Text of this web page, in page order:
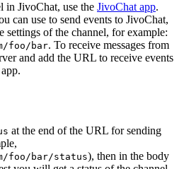
in JivoChat, use the JivoChat app.
can use to send events to JivoChat,
of the channel, for example:
foo/bar. To receive messages from
and add the URL to receive events
at the end of the URL for sending
foo/bar/status), then in the body